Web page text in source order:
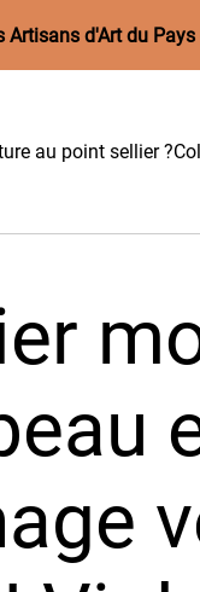
d'Art du
au point sellier ?